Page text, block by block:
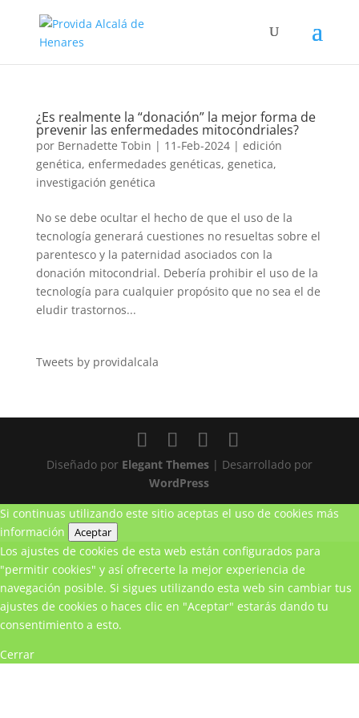
¿Es realmente la “donación” la mejor forma de
prevenir las enfermedades mitocondriales?
por Bernadette Tobin | 11-Feb-2024| edición
genética, enfermedades genéticas, genetica,
investigación genética
No se debe ocultar el hecho de que el uso de la
tecnología generará cuestiones no resueltas sobre el
parentesco y la paternidad asociados con la
donación mitocondrial. Debería prohibir el uso de la
tecnología para cualquier propósito que no sea el de
eludir trastornos...
Tweets by providalcala
Diseñado por Elegant Themes| Desarrollado por
WordPress
Si continuas utilizando este sitio aceptas el uso de cookies más
información
Aceptar
Los ajustes de cookies de esta web están configurados para
"permitir cookies" y así ofrecerte la mejor experiencia de
navegación posible. Si sigues utilizando esta web sin cambiar tus
ajustes de cookies o haces clic en "Aceptar" estarás dando tu
consentimiento a esto.
Cerrar